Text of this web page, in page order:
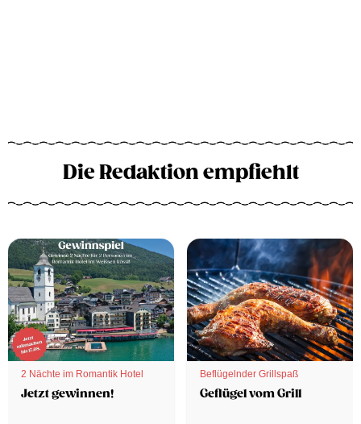
Die Redaktion empfiehlt
2 Nächte im Romantik Hotel
Jetzt gewinnen!
Beflügelnder Grillspaß
Geflügel vom Grill